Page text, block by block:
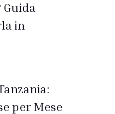
Guida
in
per Mese